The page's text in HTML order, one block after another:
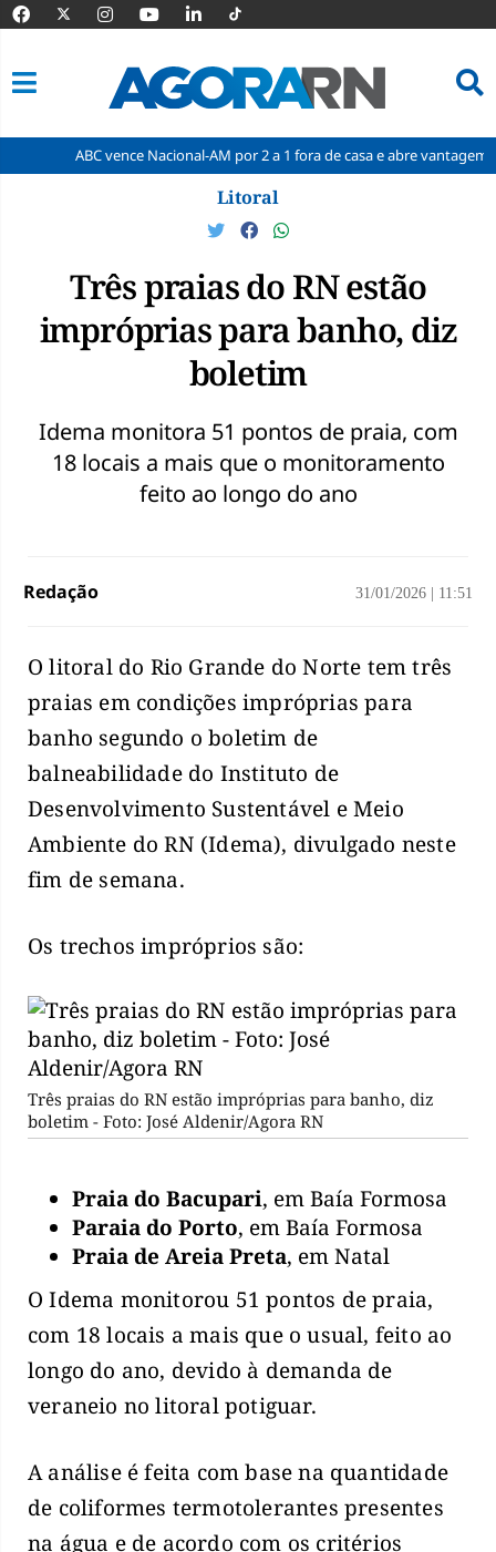
ABC vence Nacional-AM por 2 a 1 fora de casa e abre vantagem nas
Litoral
Três praias do RN estão
impróprias para banho, diz
boletim
Idema monitora 51 pontos de praia, com
18 locais a mais que o monitoramento
feito ao longo do ano
Redação 31/01/2026 11:51
O litoral do Rio Grande do Norte tem três
praias em condições impróprias para
banho segundo o boletim de
balneabilidade do Instituto de
Desenvolvimento Sustentável e Meio
Ambiente do RN (Idema), divulgado neste
fim de semana.
Os trechos impróprios são:
Três praias do RN estão impróprias para banho, diz
boletim - Foto: José Aldenir/Agora RN
Praia do Bacupari, em Baía Formosa
Paraia do Porto, em Baía Formosa
Praia de Areia Preta, em Natal
O Idema monitorou 51 pontos de praia,
com 18 locais a mais que o usual, feito ao
longo do ano, devido à demanda de
veraneio no litoral potiguar.
A análise é feita com base na quantidade
de coliformes termotolerantes presentes
na água e de acordo com os critérios